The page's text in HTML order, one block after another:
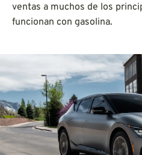
ventas a muchos de los
funcionan con gasolina.